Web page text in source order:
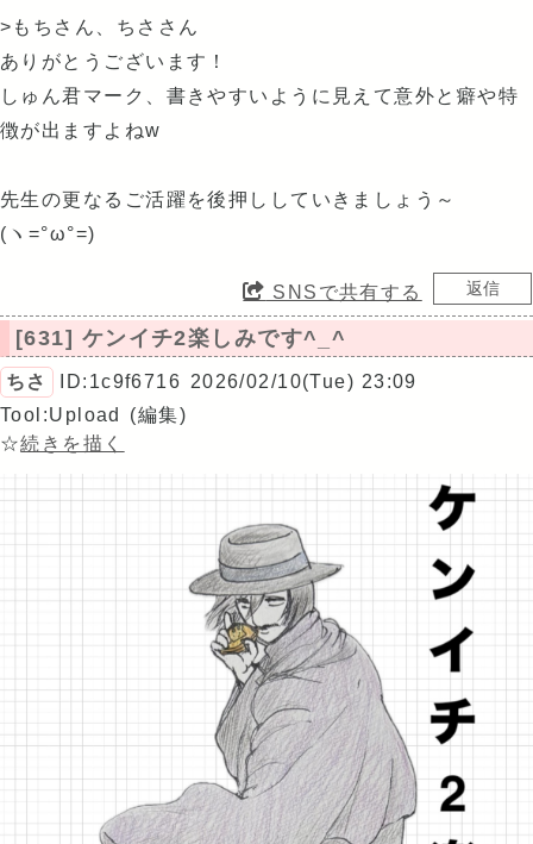
>もちさん、ちささん
ありがとうございます！
しゅん君マーク、書きやすいように見えて意外と癖や特
徴が出ますよねw
先生の更なるご活躍を後押ししていきましょう～
(ヽ=°ω°=)
SNSで共有する
[631] ケンイチ2楽しみです^_^
ちさ ID:1c9f6716 2026/02/10(Tue) 23:09
Tool:Upload
(編集)
☆続きを描く